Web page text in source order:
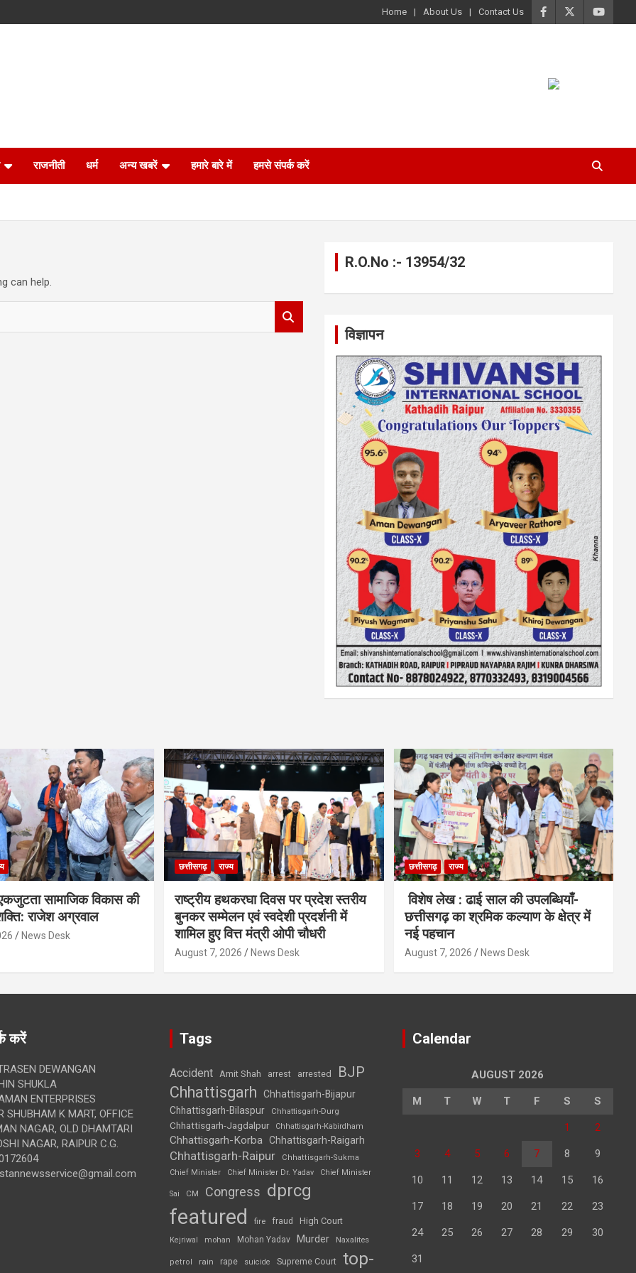
Home About Us Contact Us
राजनीती धर्म अन्य खबरें हमारे बारे में हमसे संपर्क करें
can help.
R.O.No :- 13954/32
विज्ञापन
सामाजिक विकास की
राजेश अग्रवाल
News Desk
छत्तीसगढ़ राज्य
राष्ट्रीय हथकरघा दिवस पर प्रदेश स्तरीय
बुनकर सम्मेलन एवं स्वदेशी प्रदर्शनी में
शामिल हुए वित्त मंत्री ओपी चौधरी
August 7, 2026 News Desk
छत्तीसगढ़ राज्य
विशेष लेख : ढाई साल की उपलब्धियाँ-
छत्तीसगढ़ का श्रमिक कल्याण के क्षेत्र में
नई पहचान
August 7, 2026 News Desk
करें
DEWANGAN
SHUKLA
ENTERPRISES
SHUBHAM K MART, OFFICE
NAGAR, OLD DHAMTARI
NAGAR, RAIPUR C.G.
Tags
Accident Amit Shah arrest arrested BJP
Chhattisgarh
Chhattisgarh-Bijapur
Chhattisgarh-Bilaspur
Chhattisgarh-Durg
Chhattisgarh-Jagdalpur Chhattisgarh-Kabirdham
Chhattisgarh-Korba Chhattisgarh-Raigarh
Chhattisgarh-Raipur
Chhattisgarh-Sukma
Chief Minister
Chief Minister Dr. Yadav Chief Minister
Sai CM Congress dprcg
featured fire fraud High Court
Kejriwal mohan Mohan Yadav Murder Naxalites
petrol rain rape suicide Supreme Court top-
Calendar
AUGUST 2026
M T W T F S S
1 2
3 4 5 6 7 8 9
10 11 12 13 14 15 16
17 18 19 20 21 22 23
24 25 26 27 28 29 30
31